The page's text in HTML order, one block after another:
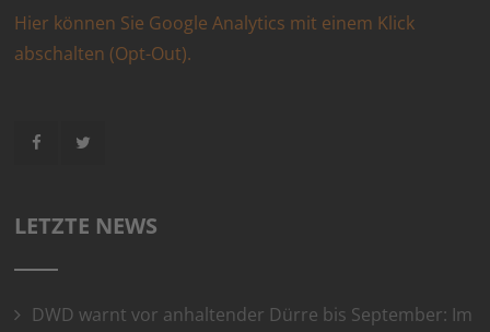
Hier können Sie Google Analytics mit einem Klick
abschalten (Opt-Out).
LETZTE NEWS
DWD warnt vor anhaltender Dürre bis September: Im